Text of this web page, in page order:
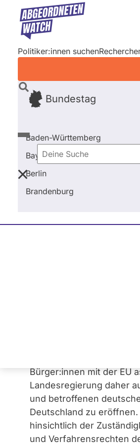
Direkt
Inhalt
Politiker:innen suchen
Bundestag
Baden-Württemberg
Bayern
Berlin
Brandenburg
Deine
Suche
Startseite Brandenburg
Im Landtag von
sich gegen bestimmte
Nach Auffassung der
Bürger:innen mit der EU
Landesregierung daher
und betroffenen
Deutschland zu
hinsichtlich der
und Verfahrensrechten